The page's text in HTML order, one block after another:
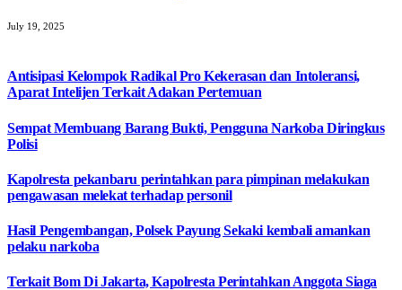
July 19, 2025
Antisipasi Kelompok Radikal Pro Kekerasan dan Intoleransi,
Aparat Intelijen Terkait Adakan Pertemuan
Sempat Membuang Barang Bukti, Pengguna Narkoba Diringkus
Polisi
Kapolresta pekanbaru perintahkan para pimpinan melakukan
pengawasan melekat terhadap personil
Hasil Pengembangan, Polsek Payung Sekaki kembali amankan
pelaku narkoba
Terkait Bom Di Jakarta, Kapolresta Perintahkan Anggota Siaga